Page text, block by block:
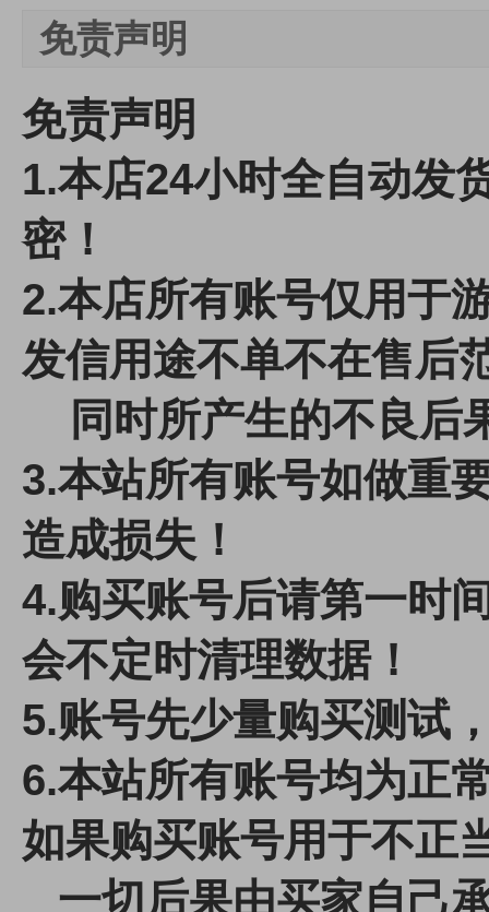
免责声明
免责声明
1.本店24小时全自动发
密！
2.本店所有账号仅用于
发信用途不单不在售后
同时所产生的不良后
3.本站所有账号如做重
造成损失！
4.购买账号后请第一时
会不定时清理数据！
5.账号先少量购买测试
6.本站所有账号均为正
如果购买账号用于不正
一切后果由买家自己